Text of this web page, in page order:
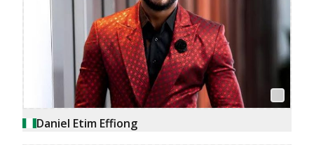
Daniel Etim Effiong